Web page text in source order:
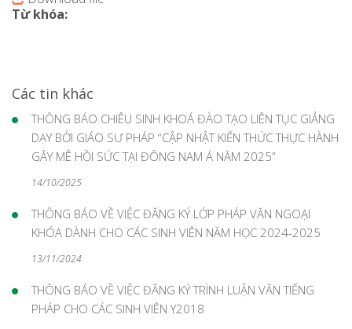
Từ khóa:
Các tin khác
THÔNG BÁO CHIÊU SINH KHOÁ ĐÀO TẠO LIÊN TỤC GIẢNG
DẠY BỞI GIÁO SƯ PHÁP “CẬP NHẬT KIẾN THỨC THỰC HÀNH
GÂY MÊ HỒI SỨC TẠI ĐÔNG NAM Á NĂM 2025”
14/10/2025
THÔNG BÁO VỀ VIỆC ĐĂNG KÝ LỚP PHÁP VĂN NGOẠI
KHÓA DÀNH CHO CÁC SINH VIÊN NĂM HỌC 2024-2025
13/11/2024
THÔNG BÁO VỀ VIỆC ĐĂNG KÝ TRÌNH LUẬN VĂN TIẾNG
PHÁP CHO CÁC SINH VIÊN Y2018